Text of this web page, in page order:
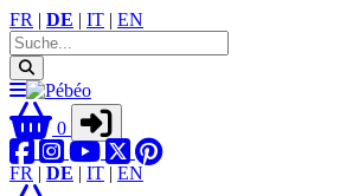
FR | DE | IT | EN
0
FR | DE | IT | EN